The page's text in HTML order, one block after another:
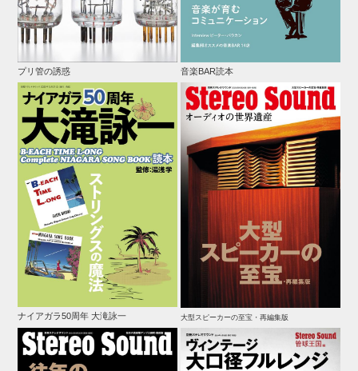
プリ管の誘惑 音楽BAR読本
ナイアガラ50周年 大滝詠一 大型スピーカーの至宝・再編集版